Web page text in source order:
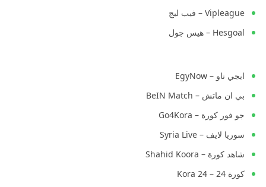
Vipleague – فيب ليج
Hesgoal – هيس جول
ايجي ناو – EgyNow
بي ان ماتش – BeIN Match
جو فور كورة – Go4Kora
سوريا لايف – Syria Live
شاهد كورة – Shahid Koora
كورة 24 – Kora 24